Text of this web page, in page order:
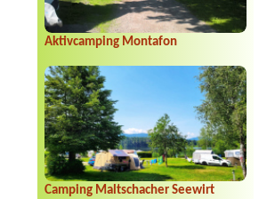
Aktivcamping Montafon
Camping Maltschacher Seewirt